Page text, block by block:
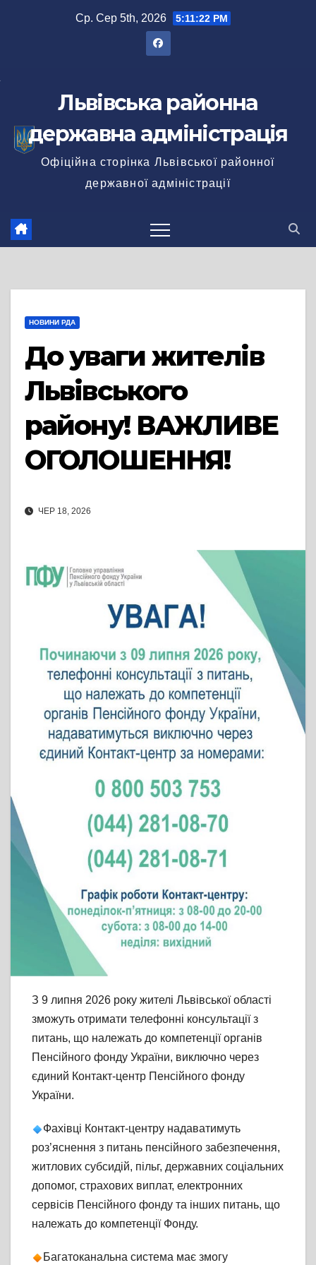
Ср. Сер 5th, 2026 5:11:23 PM
Львівська районна
державна адміністрація
Офіційна сторінка Львівської районної
державної адміністрації
НОВИНИ РДА
До уваги жителів
Львівського
району! ВАЖЛИВЕ
ОГОЛОШЕННЯ!
ЧЕР 18, 2026
З 9 липня 2026 року жителі Львівської області
зможуть отримати телефонні консультації з
питань, що належать до компетенції органів
Пенсійного фонду України, виключно через
єдиний Контакт-центр Пенсійного фонду
України.
Фахівці Контакт-центру надаватимуть
роз’яснення з питань пенсійного забезпечення,
житлових субсидій, пільг, державних соціальних
допомог, страхових виплат, електронних
сервісів Пенсійного фонду та інших питань, що
належать до компетенції Фонду.
Багатоканальна система має змогу